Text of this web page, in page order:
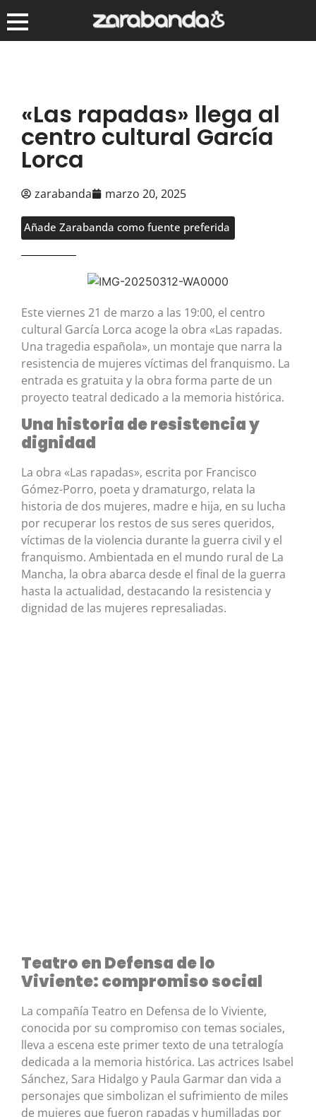
«Las rapadas» llega al
centro cultural García
Lorca
zarabanda marzo 20, 2025
Añade Zarabanda como fuente preferida
Este viernes 21 de marzo a las 19:00, el centro
cultural García Lorca acoge la obra «Las rapadas.
Una tragedia española», un montaje que narra la
resistencia de mujeres víctimas del franquismo. La
entrada es gratuita y la obra forma parte de un
proyecto teatral dedicado a la memoria histórica.
Una historia de resistencia y
dignidad
La obra «Las rapadas», escrita por Francisco
Gómez-Porro, poeta y dramaturgo, relata la
historia de dos mujeres, madre e hija, en su lucha
por recuperar los restos de sus seres queridos,
víctimas de la violencia durante la guerra civil y el
franquismo. Ambientada en el mundo rural de La
Mancha, la obra abarca desde el final de la guerra
hasta la actualidad, destacando la resistencia y
dignidad de las mujeres represaliadas.
Teatro en Defensa de lo
Viviente: compromiso social
La compañía Teatro en Defensa de lo Viviente,
conocida por su compromiso con temas sociales,
lleva a escena este primer texto de una tetralogía
dedicada a la memoria histórica. Las actrices Isabel
Sánchez, Sara Hidalgo y Paula Garmar dan vida a
personajes que simbolizan el sufrimiento de miles
de mujeres que fueron rapadas y humilladas por